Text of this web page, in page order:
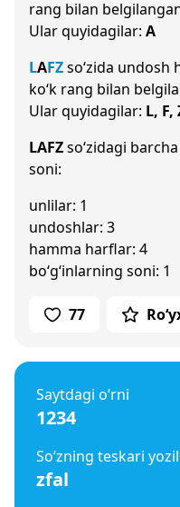
rang bilan
Ular quyidagilar: A
LAFZso‘zida undosh
ko‘k rang bilan
Ular quyidagilar: L, F,
LAFZso‘zidagi
soni:
unlilar: 1
undoshlar: 3
hamma harflar: 4
bo‘g‘inlarning soni: 1
77
Saytdagi o‘rni
1234
So‘zning teskari
zfal